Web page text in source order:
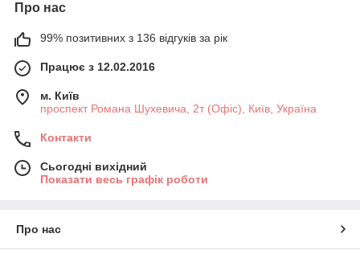
Про нас
99% позитивних з 136 відгуків за рік
Працює з 12.02.2016
м. Київ
проспект Романа Шухевича, 2т (Офіс), Київ, Україна
Контакти
Сьогодні вихідний
Показати весь графік роботи
Про нас